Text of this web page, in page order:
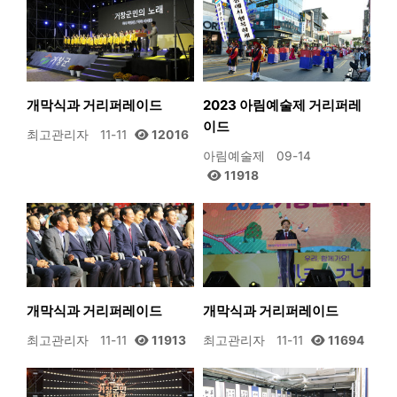
개막식과 거리퍼레이드
최고관리자 11-11 12016
2023 아림예술제 거리퍼레
이드
아림예술제
09-14
11918
개막식과 거리퍼레이드
최고관리자 11-11 11913
개막식과 거리퍼레이드
최고관리자 11-11 11694